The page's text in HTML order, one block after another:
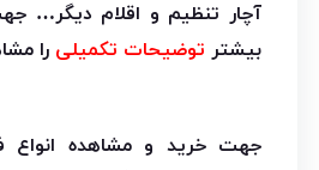
آچار تنظیم و اقلام دیگر…
بیشتر توضیحات تکمیلی را
جهت خرید و مشاهده انواع